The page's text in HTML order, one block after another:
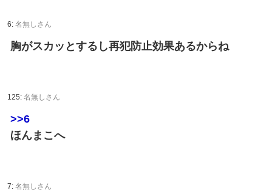
6: 名無しさん
胸がスカッとするし再犯防止効果あるからね
125: 名無しさん
>>6
ほんまこへ
7: 名無しさん